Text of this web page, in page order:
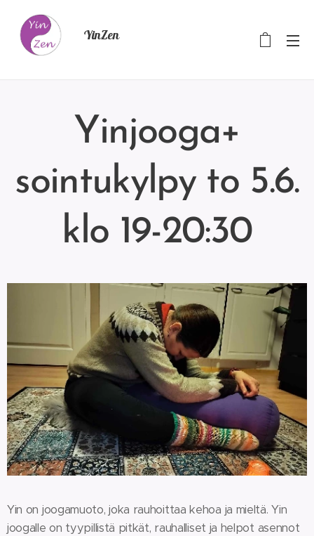
YinZen
Yinjooga+
sointukylpy to 5.6.
klo 19-20:30
Yin on joogamuoto, joka rauhoittaa kehoa ja mieltä. Yin
joogalle on tyypillistä pitkät, rauhalliset ja helpot asennot